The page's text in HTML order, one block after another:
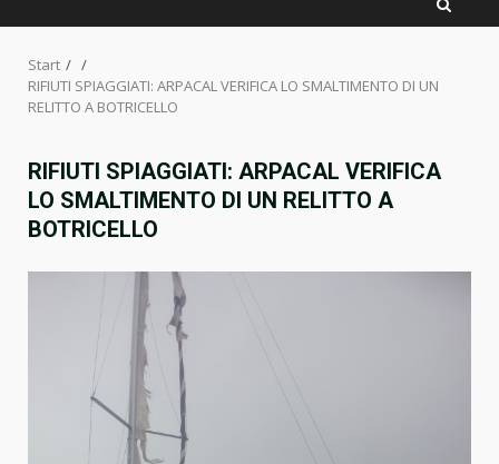
Start
RIFIUTI SPIAGGIATI: ARPACAL VERIFICA LO SMALTIMENTO DI UN
RELITTO A BOTRICELLO
RIFIUTI SPIAGGIATI: ARPACAL VERIFICA
LO SMALTIMENTO DI UN RELITTO A
BOTRICELLO